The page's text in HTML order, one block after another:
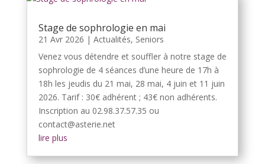
Stage de sophrologie en mai
21 Avr 2026 | Actualités, Seniors
Venez vous détendre et souffler à notre stage de
sophrologie de 4 séances d’une heure de 17h à
18h les jeudis du 21 mai, 28 mai, 4 juin et 11 juin
2026. Tarif : 30€ adhérent ; 43€ non adhérents.
Inscription au 02.98.37.57.35 ou
contact@asterie.net
lire plus